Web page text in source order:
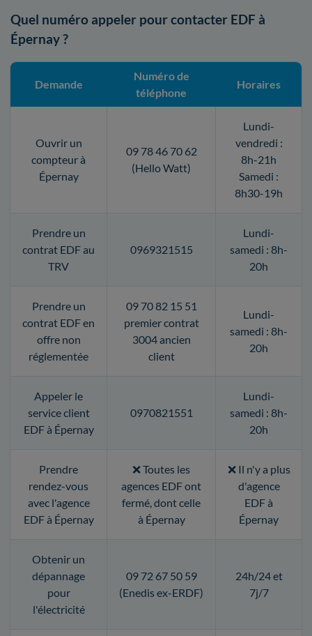
Quel numéro appeler pour contacter EDF à
Épernay ?
Demande
Numéro de
téléphone
Horaires
Ouvrir un
compteur à
Épernay
09 78 46 70 62
(Hello Watt)
Lundi-
vendredi :
8h-21h
Samedi :
8h30-19h
Prendre un
contrat EDF au
TRV
0969321515
Lundi-
samedi : 8h-
20h
Prendre un
contrat EDF en
offre non
réglementée
09 70 82 15 51
premier contrat
3004 ancien
client
Lundi-
samedi : 8h-
20h
Appeler le
service client
EDF à Épernay
0970821551
Lundi-
samedi : 8h-
20h
Prendre
rendez-vous
avec l'agence
EDF à Épernay
❌ Toutes les
agences EDF ont
fermé, dont celle
à Épernay
❌ Il n'y a plus
d'agence
EDF à
Épernay
Obtenir un
dépannage
pour
l'électricité
09 72 67 50 59
(Enedis ex-ERDF)
24h/24 et
7j/7